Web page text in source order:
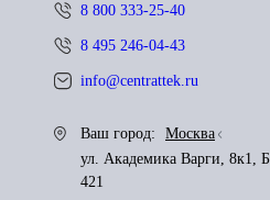
8 800 333-25-40
8 495 246-04-43
info@centrattek.ru
Ваш город:
Москва
ул. Академика Варги, 8к1,
421